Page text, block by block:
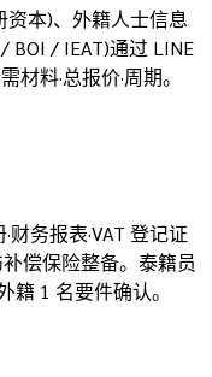
资本)、外籍人士信息
BOI / IEAT)通过 LINE
料·总报价·周期。
财务报表·VAT 登记证
偿保险整备。泰籍员
1 名要件确认。